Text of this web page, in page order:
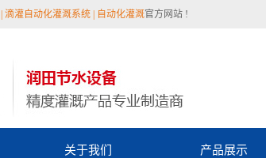
滴灌自动化灌溉系统 | 自动化灌溉官方网站 !
关于我们 产品展示